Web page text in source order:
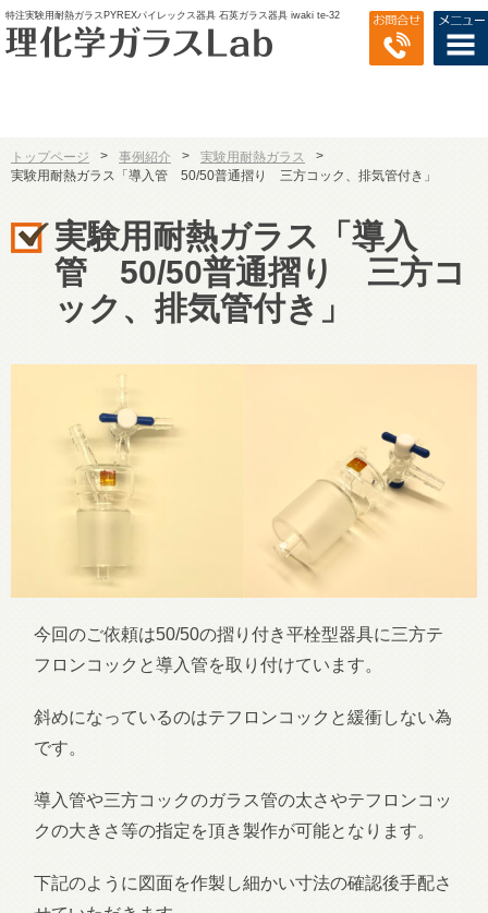
特注実験用耐熱ガラスPYREXパイレックス器具 石英ガラス器具 iwaki te-32
トップページ > 事例紹介 > 実験用耐熱ガラス
>
実験用耐熱ガラス「導入管 50/50普通摺り 三方コック、排気管付き」
実験用耐熱ガラス「導入
管 50/50普通摺り 三方コ
ック、排気管付き」
今回のご依頼は50/50の摺り付き平栓型器具に三方テ
フロンコックと導入管を取り付けています。
斜めになっているのはテフロンコックと緩衝しない為
です。
導入管や三方コックのガラス管の太さやテフロンコッ
クの大きさ等の指定を頂き製作が可能となります。
下記のように図面を作製し細かい寸法の確認後手配さ